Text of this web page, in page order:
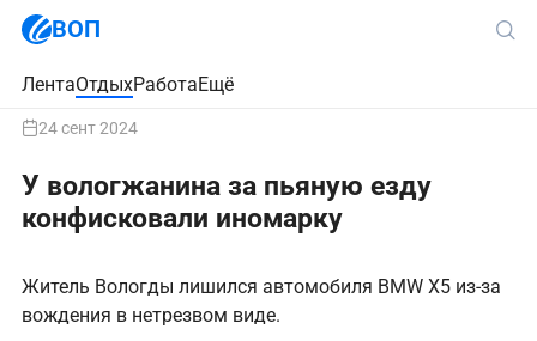
ВОП
ЛентаОтдыхРаботаЕщё
24 сент 2024
У вологжанина за пьяную езду
конфисковали иномарку
Житель Вологды лишился автомобиля BMW X5 из-за
вождения в нетрезвом виде.